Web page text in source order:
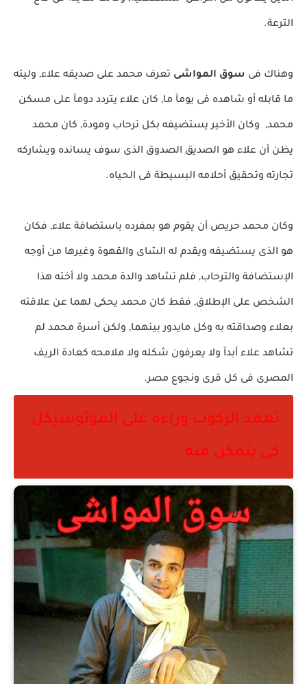
الترعة.
وهناك فى سوق المواشى تعرف محمد على صديقه علاء, وليته
ما قابله أو شاهده فى يومآ ما, كان علاء يتردد دومآ على مسكن
محمد, وكان الأخير يستضيفه بكل ترحاب ومودة, كان محمد
يظن أن علاء هو الصديق الصدوق الذى سوف يسانده ويشاركه
تجارته وتحقيق أحلامه البسيطة فى الحياه.
وكان محمد حريص أن يقوم هو بمفرده باستضافة علاء, فكان
هو الذى يستضيفه ويقدم له الشاى والقهوة وغيرها من أوجه
الإستضافة والترحاب, فلم تشاهد والدة محمد ولا أخته هذا
الشخص على الإطلاق, فقط كان محمد يحكى لهما عن علاقته
بعلاء وصداقته به وكل مايدور بينهما, ولكن أسرة محمد لم
تشاهد علاء أبدآ ولا يعرفون شكله ولا ملامحه كعادة الريف
المصرى فى كل قرى ونجوع مصر.
تعمد الركوب وراءه على الموتوسيكل
كى يتمكن منه